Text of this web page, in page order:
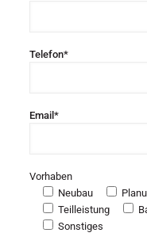
Telefon*
Email*
Vorhaben
Neubau
Teilleistung
Sonstiges